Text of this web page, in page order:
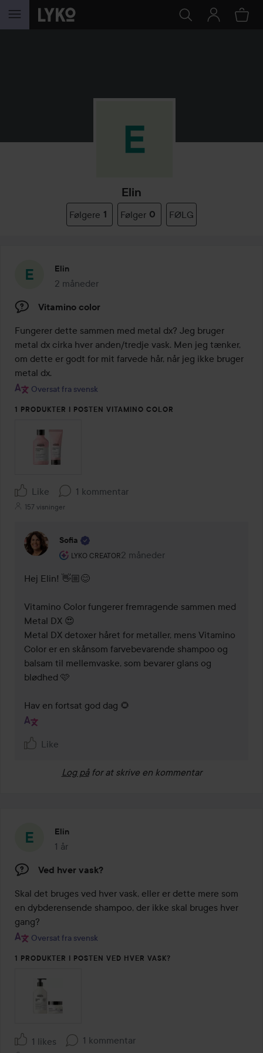
GÅ TIL INDHOLD
Elin
Følgere 1 Følger 0 FØLG
Elin
2 måneder
Posten blev oprettet 2 måneder
Vitamino color
Fungerer dette sammen med metal dx? Jeg bruger
metal dx cirka hver anden/tredje vask. Men jeg tænker,
om dette er godt for mit farvede hår, når jeg ikke bruger
metal dx.
Oversat fra svensk
1 PRODUKTER I POSTEN VITAMINO COLOR
Like 1 kommentar
157 visninger
Sofia
LYKO CREATOR
Brugerens rolle: Lyko Creator.
2 måneder
Kommentaren lades 2 måneder
Hej Elin! 👋🏼😊
Vitamino Color fungerer fremragende sammen med
Metal DX 😍
Metal DX detoxer håret for metaller, mens Vitamino
Color er en skånsom farvebevarende shampoo og
balsam til mellemvaske, som bevarer glans og
blødhed 🩷
Hav en fortsat god dag 🌻
Like
Log på for at skrive en kommentar
Elin
1 år
Posten blev oprettet 1 år
Ved hver vask?
Skal det bruges ved hver vask, eller er dette mere som
en dybderensende shampoo, der ikke skal bruges hver
gang?
Oversat fra svensk
1 PRODUKTER I POSTEN VED HVER VASK?
1 likes 1 kommentar